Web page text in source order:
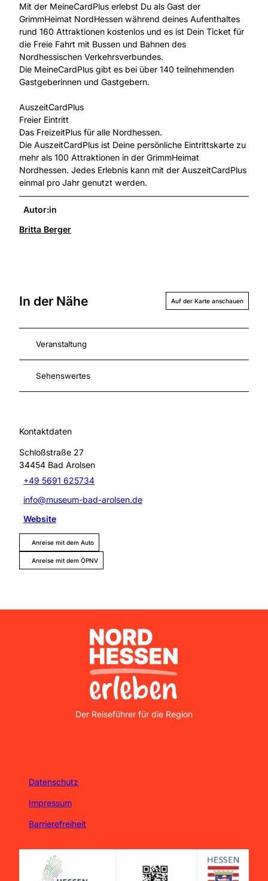
Mit der MeineCardPlus erlebst Du als Gast der
GrimmHeimat NordHessen während deines Aufenthaltes
rund 160 Attraktionen kostenlos und es ist Dein Ticket für
die Freie Fahrt mit Bussen und Bahnen des
Nordhessischen Verkehrsverbundes.
Die MeineCardPlus gibt es bei über 140 teilnehmenden
Gastgeberinnen und Gastgebern.
AuszeitCardPlus
Freier Eintritt
Das FreizeitPlus für alle Nordhessen.
Die AuszeitCardPlus ist Deine persönliche Eintrittskarte zu
mehr als 100 Attraktionen in der GrimmHeimat
Nordhessen. Jedes Erlebnis kann mit der AuszeitCardPlus
einmal pro Jahr genutzt werden.
Autor:in
Britta Berger
In der Nähe Auf der Karte anschauen
Veranstaltung
Sehenswertes
Kontaktdaten
Schloßstraße 27
34454 Bad Arolsen
+49 5691 625734
info@museum-bad-arolsen.de
Website
Anreise mit dem Auto
Anreise mit dem ÖPNV
Nordhessen Erleben
Der Reiseführer für die Region
Datenschutz
Impressum
Barrierefreiheit